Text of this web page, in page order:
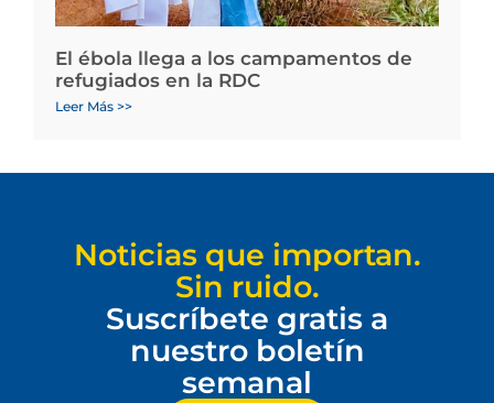
El ébola llega a los campamentos de
refugiados en la RDC
Leer Más >>
Noticias que importan.
Sin ruido.
Suscríbete gratis a
nuestro boletín
semanal